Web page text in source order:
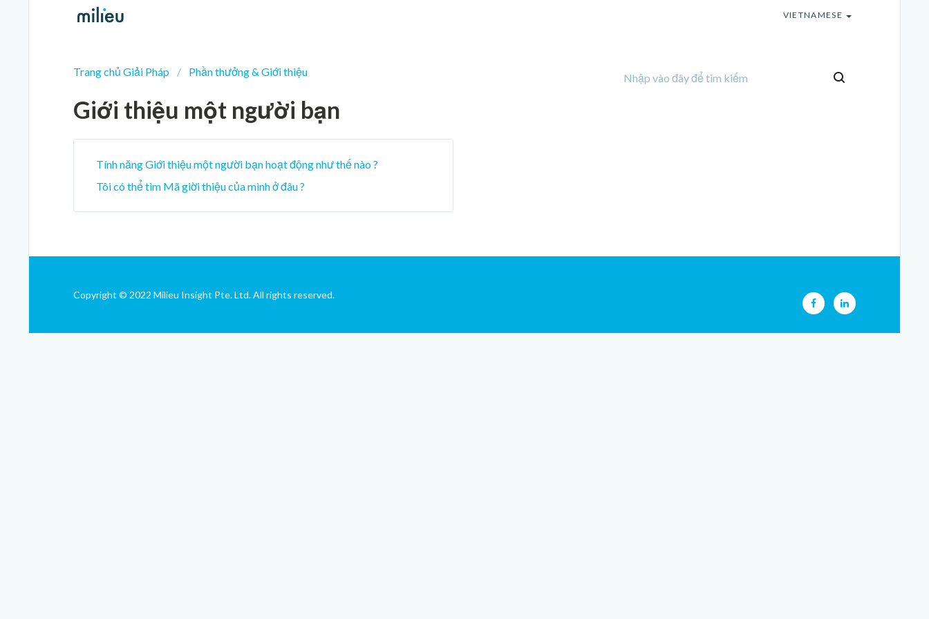
VIETNAMESE
Trang chủ Giải Pháp Phần thưởng & Giới thiệu
Giới thiệu một người bạn
Tính năng Giới thiệu một người bạn hoạt động như thế nào ?
Tôi có thể tìm Mã giời thiệu của mình ở đâu ?
Copyright © 2022 Milieu Insight Pte. Ltd. All rights reserved.